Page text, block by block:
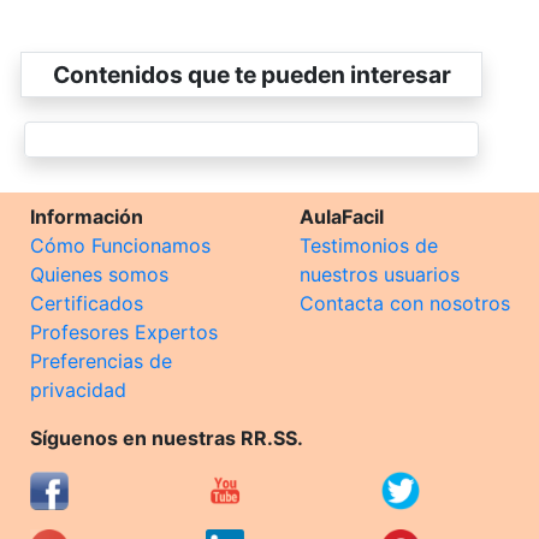
Contenidos que te pueden interesar
Información
Cómo Funcionamos
Quienes somos
Certificados
Profesores Expertos
Preferencias de
privacidad
AulaFacil
Testimonios de
nuestros usuarios
Contacta con nosotros
Síguenos en nuestras RR.SS.